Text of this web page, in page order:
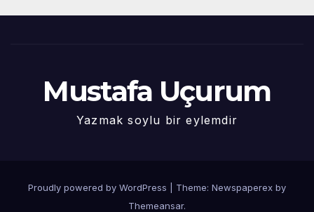
Mustafa Uçurum
Yazmak soylu bir eylemdir
Proudly powered by WordPress
Theme: Newspaperex by
Themeansar.